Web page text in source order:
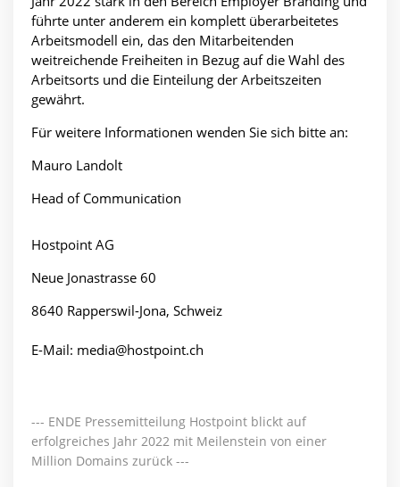
führte unter anderem ein komplett überarbeitetes
Arbeitsmodell ein, das den Mitarbeitenden
weitreichende Freiheiten in Bezug auf die Wahl des
Arbeitsorts und die Einteilung der Arbeitszeiten
gewährt.
Für weitere Informationen wenden Sie sich bitte an:
Mauro Landolt
Head of Communication
Hostpoint AG
Neue Jonastrasse 60
8640 Rapperswil-Jona, Schweiz
E-Mail: media@hostpoint.ch
--- ENDE Pressemitteilung Hostpoint blickt auf
erfolgreiches Jahr 2022 mit Meilenstein von einer
Million Domains zurück ---